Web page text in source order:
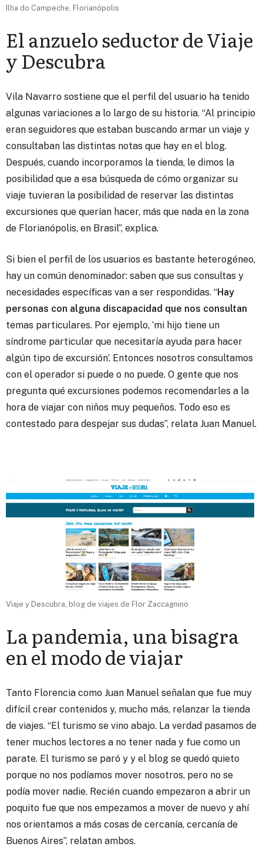
Ilha do Campeche, Florianópolis
El anzuelo seductor de Viaje
y Descubra
Vila Navarro sostiene que el perfil del usuario ha tenido
algunas variaciones a lo largo de su historia. “Al principio
eran seguidores que estaban buscando armar un viaje y
consultaban las distintas notas que hay en el blog.
Después, cuando incorporamos la tienda, le dimos la
posibilidad que a esa búsqueda de cómo organizar su
viaje tuvieran la posibilidad de reservar las distintas
excursiones que querían hacer, más que nada en la zona
de Florianópolis, en Brasil”, explica.
Si bien el perfil de los usuarios es bastante heterogéneo,
hay un común denominador: saben que sus consultas y
necesidades específicas van a ser respondidas. “Hay
personas con alguna discapacidad que nos consultan
temas particulares. Por ejemplo, ‘mi hijo tiene un
síndrome particular que necesitaría ayuda para hacer
algún tipo de excursión’. Entonces nosotros consultamos
con el operador si puede o no puede. O gente que nos
pregunta qué excursiones podemos recomendarles a la
hora de viajar con niños muy pequeños. Todo eso es
contestado para despejar sus dudas”, relata Juan Manuel.
Viaje y Descubra, blog de viajes de Flor Zaccagnino
La pandemia, una bisagra
en el modo de viajar
Tanto Florencia como Juan Manuel señalan que fue muy
difícil crear contenidos y, mucho más, relanzar la tienda
de viajes. “El turismo se vino abajo. La verdad pasamos de
tener muchos lectores a no tener nada y fue como un
parate. El turismo se paró y y el blog se quedó quieto
porque no nos podíamos mover nosotros, pero no se
podía mover nadie. Recién cuando empezaron a abrir un
poquito fue que nos empezamos a mover de nuevo y ahí
nos orientamos a más cosas de cercanía, cercanía de
Buenos Aires”, relatan ambos.